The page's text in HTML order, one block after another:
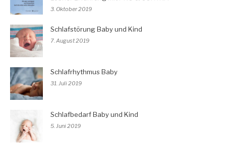
3. Oktober 2019
Schlafstörung Baby und Kind
7. August 2019
Schlafrhythmus Baby
31. Juli 2019
Schlafbedarf Baby und Kind
5. Juni 2019